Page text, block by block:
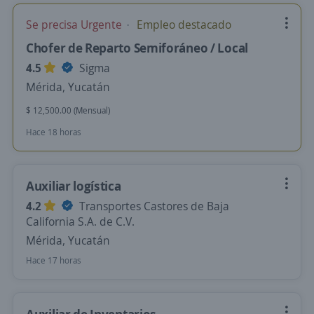
Se precisa Urgente Empleo destacado
Chofer de Reparto Semiforáneo / Local
4.5
Sigma
Mérida, Yucatán
$ 12,500.00 (Mensual)
Hace 18 horas
Auxiliar logística
4.2
Transportes Castores de Baja
California S.A. de C.V.
Mérida, Yucatán
Hace 17 horas